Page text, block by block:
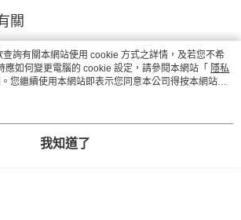
關
線連接
染色體端粒
體」就知道
詢有關本網站使用 cookie 方式之詳情，及若您不希
應如何變更電腦的 cookie 設定，請參閱本網站「 隱私
您繼續使用本網站即表示您同意本公司得按本網站使
cookie。
我知道了